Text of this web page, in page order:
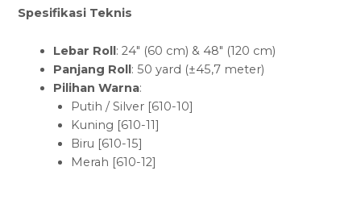
Spesifikasi Teknis
Lebar Roll: 24″ (60 cm) & 48″ (120 cm)
Panjang Roll: 50 yard (±45,7 meter)
Pilihan Warna:
Putih / Silver [610-10]
Kuning [610-11]
Biru [610-15]
Merah [610-12]